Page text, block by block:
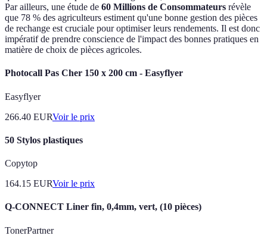
Par ailleurs, une étude de 60 Millions de Consommateurs révèle
que 78 % des agriculteurs estiment qu'une bonne gestion des pièces
de rechange est cruciale pour optimiser leurs rendements. Il est donc
impératif de prendre conscience de l'impact des bonnes pratiques en
matière de choix de pièces agricoles.
Photocall Pas Cher 150 x 200 cm - Easyflyer
Easyflyer
266.40 EURVoir le prix
50 Stylos plastiques
Copytop
164.15 EURVoir le prix
Q-CONNECT Liner fin, 0,4mm, vert, (10 pièces)
TonerPartner